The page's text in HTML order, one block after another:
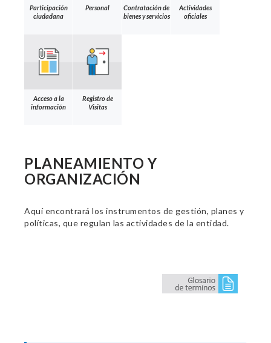
Participación
ciudadana
Personal
Contratación de
bienes y servicios
Actividades
oficiales
Acceso a la
información
Registro de
Visitas
PLANEAMIENTO Y
ORGANIZACIÓN
Aquí encontrará los instrumentos de gestión, planes y
políticas, que regulan las actividades de la entidad.